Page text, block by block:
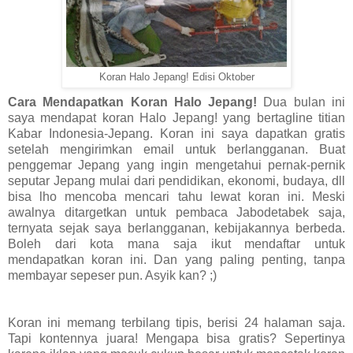
Koran Halo Jepang! Edisi Oktober
Cara Mendapatkan Koran Halo Jepang! Dua bulan ini
saya mendapat koran Halo Jepang! yang bertagline titian
Kabar Indonesia-Jepang. Koran ini saya dapatkan gratis
setelah mengirimkan email untuk berlangganan. Buat
penggemar Jepang yang ingin mengetahui pernak-pernik
seputar Jepang mulai dari pendidikan, ekonomi, budaya, dll
bisa lho mencoba mencari tahu lewat koran ini. Meski
awalnya ditargetkan untuk pembaca Jabodetabek saja,
ternyata sejak saya berlangganan, kebijakannya berbeda.
Boleh dari kota mana saja ikut mendaftar untuk
mendapatkan koran ini. Dan yang paling penting, tanpa
membayar sepeser pun. Asyik kan? ;)
Koran ini memang terbilang tipis, berisi 24 halaman saja.
Tapi kontennya juara! Mengapa bisa gratis? Sepertinya